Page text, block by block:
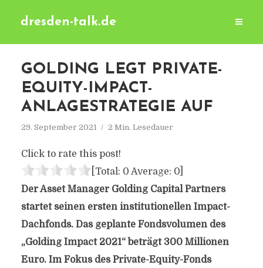
dresden-talk.de
GOLDING LEGT PRIVATE-
EQUITY-IMPACT-
ANLAGESTRATEGIE AUF
29. September 2021 2 Min. Lesedauer
Click to rate this post!
[Total: 0 Average: 0]
Der Asset Manager Golding Capital Partners
startet seinen ersten institutionellen Impact-
Dachfonds. Das geplante Fondsvolumen des
„Golding Impact 2021“ beträgt 300 Millionen
Euro. Im Fokus des Private-Equity-Fonds